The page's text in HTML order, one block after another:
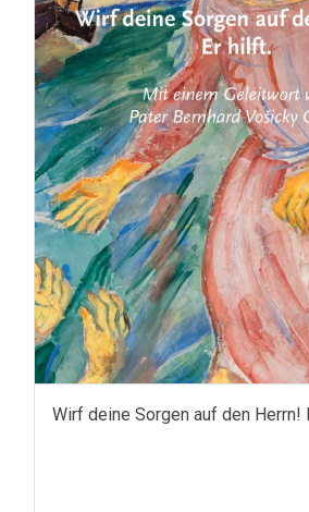
Wirf deine Sorgen auf den Herrn!